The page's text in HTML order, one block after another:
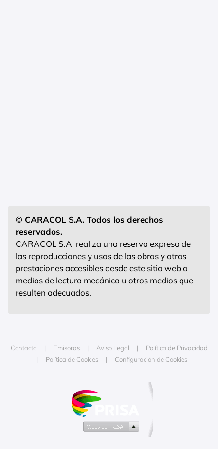
© CARACOL S.A. Todos los derechos
reservados.
CARACOL S.A. realiza una reserva expresa de
las reproducciones y usos de las obras y otras
prestaciones accesibles desde este sitio web a
medios de lectura mecánica u otros medios que
resulten adecuados.
Contacta Emisoras Aviso Legal
Política de Privacidad
Política de Cookies
Configuración de Cookies